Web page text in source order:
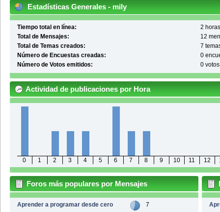
Estadísticas Generales - mily
Tiempo total en línea:
2
Total de Mensajes:
12
Total de Temas creados:
7
Número de Encuestas creadas:
0
Número de Votos emitidos:
0 votos
Actividad de publicaciones por Hora
0 1 2 3 4 5 6 7 8 9 10 11 12
Foros más populares por Mensajes
Aprender a programar desde cero
7